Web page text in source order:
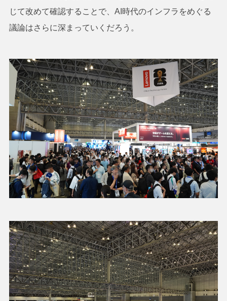
じて改めて確認することで、AI時代のインフラをめぐる
議論はさらに深まっていくだろう。